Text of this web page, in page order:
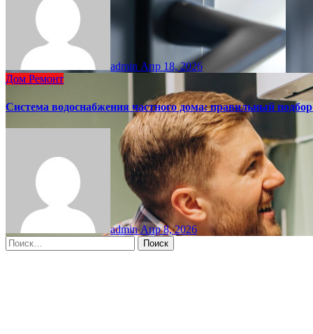
admin Апр 18, 2026
Дом Ремонт
Система водоснабжения частного дома: правильный
adminАпр 8, 2026
Найти: